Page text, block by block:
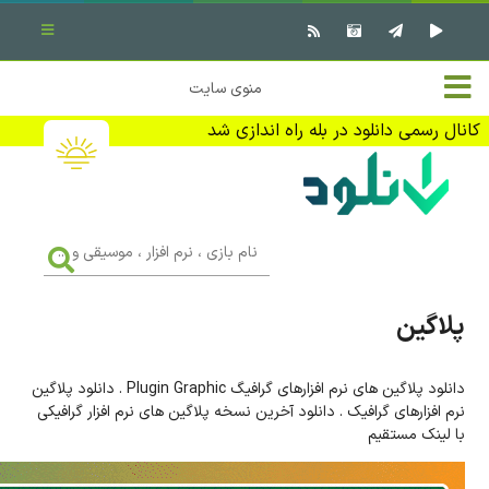
خانه
تماس با ما
تبلیغات
منوی سایت
کانال رسمی دانلود در بله راه اندازی شد
✖ بستن منو
نرم افزار کامپیوتر
بازی کامپیوتر
کتاب
وبلاگ
جهت دریافت آخرین اخبار و اطلاعات ما را در کانال رسمی دانلود در
بله دنبال کنید (ورود)
بازی
،
...
پلاگین
دانلود پلاگین های نرم افزارهای گرافیگ Plugin Graphic . دانلود پلاگین
نرم افزارهای گرافیک . دانلود آخرین نسخه پلاگین های نرم افزار گرافیکی
با لینک مستقیم